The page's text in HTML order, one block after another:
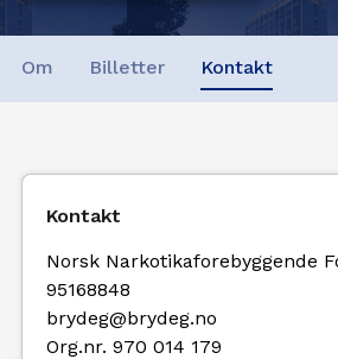
Om Billetter Kontakt
Kontakt
Norsk Narkotikaforebyggende
95168848
brydeg@brydeg.no
Org.nr. 970 014 179